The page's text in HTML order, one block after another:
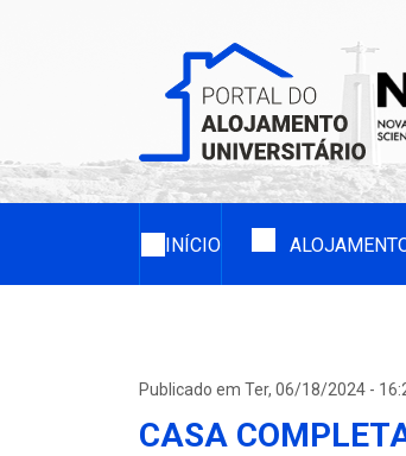
Navegação
principal
INÍCIO
Publicado em Ter, 06/18/2024 -
CASA